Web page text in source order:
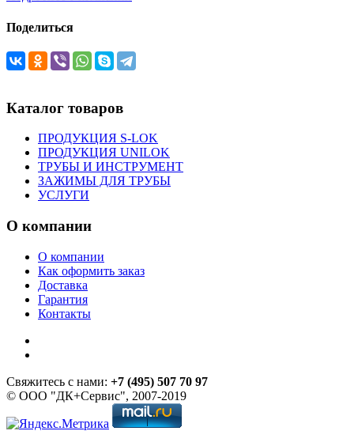
Поделиться
Каталог товаров
ПРОДУКЦИЯ S-LOK
ПРОДУКЦИЯ UNILOK
ТРУБЫ И ИНСТРУМЕНТ
ЗАЖИМЫ ДЛЯ ТРУБЫ
УСЛУГИ
О компании
О компании
Как оформить заказ
Доставка
Гарантия
Контакты
Свяжитесь с нами: +7 (495) 507 70 97
© ООО "ДК+Сервис", 2007-2019